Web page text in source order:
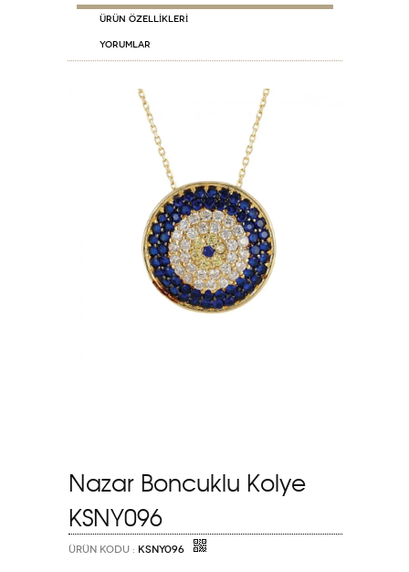
ÜRÜN ÖZELLİKLERİ
Yorumlar
Nazar Boncuklu Kolye
KSNY096
ÜRÜN KODU : KSNY096